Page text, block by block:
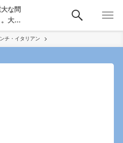
な問
大
食べ
チ・イタリアン